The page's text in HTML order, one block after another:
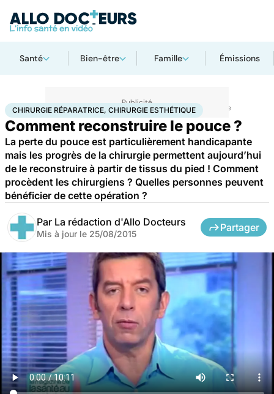
Santé Bien-être Famille Émissions
AccueilSantéMaladiesChirurgie réparatrice, chirurgie esthétique
CHIRURGIE RÉPARATRICE, CHIRURGIE ESTHÉTIQUE
Comment reconstruire le pouce ?
La perte du pouce est particulièrement handicapante
mais les progrès de la chirurgie permettent aujourd’hui
de le reconstruire à partir de tissus du pied ! Comment
procèdent les chirurgiens ? Quelles personnes peuvent
bénéficier de cette opération ?
Par La rédaction d'Allo Docteurs
Mis à jour le 25/08/2015
Partager